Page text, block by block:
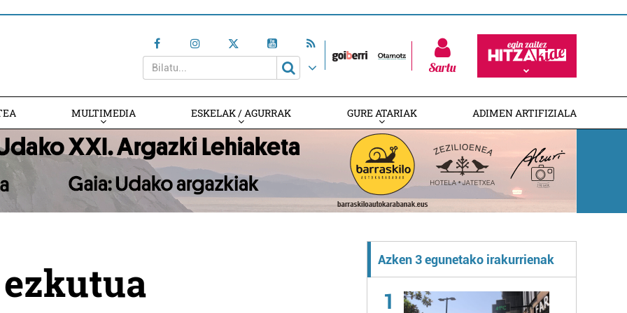
Sartu
MULTIMEDIA ESKELAK / AGURRAK GURE ATARIAK ADIMEN ARTIFIZIALA
Azken 3 egunetako irakurrienak
1